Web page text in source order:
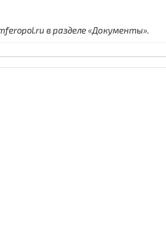
в разделе «Документы».